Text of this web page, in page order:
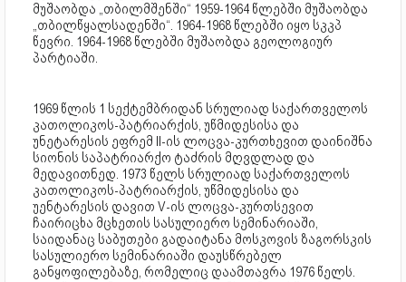
მუშაობდა „თბილმშენში“ 1959-1964 წლებში მუშაობდა
„თბილწყალსადენში“. 1964-1968 წლებში იყო სკკპ
წევრი. 1964-1968 წლებში მუშაობდა გეოლოგიურ
პარტიაში.
1969 წლის 1 სექტემბრიდან სრულიად საქართველოს
კათოლიკოს-პატრიარქის, უწმიდესისა და
უნეტარესის ეფრემ II-ის ლოცვა-კურთხევით დაინიშნა
სიონის საპატრიარქო ტაძრის მღვდლად და
მედავითნედ. 1973 წელს სრულიად საქართველოს
კათოლიკოს-პატრიარქის, უწმიდესისა და
უენტარესის დავით V-ის ლოცვა-კურთსევით
ჩაირიცხა მცხეთის სასულიერო სემინარიაში,
საიდანაც საბუთები გადაიტანა მოსკოვის ზაგორსკის
სასულიერო სემინარიაში დაუსწრებელ
განყოფილებაზე, რომელიც დაამთავრა 1976 წელს.